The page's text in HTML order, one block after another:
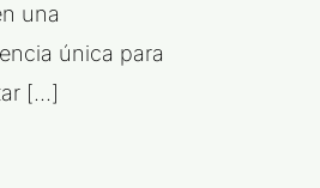
una
única para
[...]